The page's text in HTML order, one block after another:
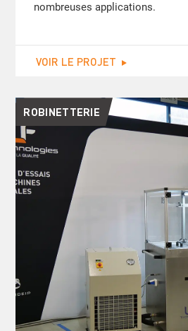
nombreuses applications.
VOIR LE PROJET
ROBINETTERIE